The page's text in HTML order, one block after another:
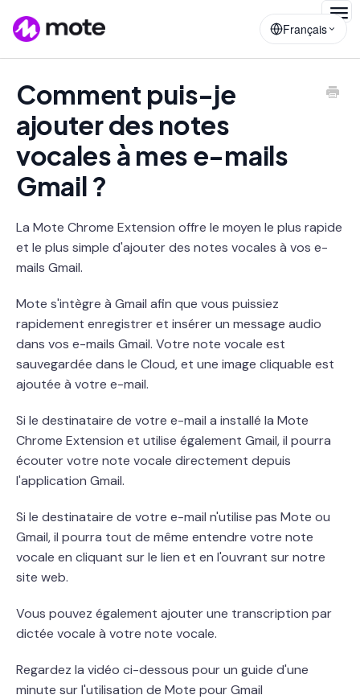
Français
Comment puis-je
ajouter des notes
vocales à mes e-mails
Gmail ?
La Mote Chrome Extension offre le moyen le plus rapide
et le plus simple d'ajouter des notes vocales à vos e-
mails Gmail.
Mote s'intègre à Gmail afin que vous puissiez
rapidement enregistrer et insérer un message audio
dans vos e-mails Gmail. Votre note vocale est
sauvegardée dans le Cloud, et une image cliquable est
ajoutée à votre e-mail.
Si le destinataire de votre e-mail a installé la Mote
Chrome Extension et utilise également Gmail, il pourra
écouter votre note vocale directement depuis
l'application Gmail.
Si le destinataire de votre e-mail n'utilise pas Mote ou
Gmail, il pourra tout de même entendre votre note
vocale en cliquant sur le lien et en l'ouvrant sur notre
site web.
Vous pouvez également ajouter une transcription par
dictée vocale à votre note vocale.
Regardez la vidéo ci-dessous pour un guide d'une
minute sur l'utilisation de Mote pour Gmail